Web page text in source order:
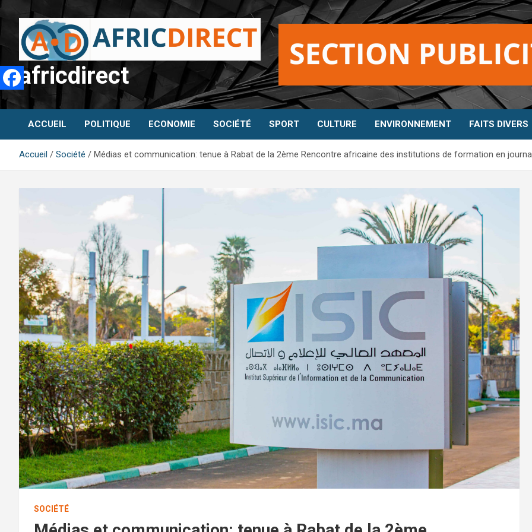
Aller
contenu
africdirect
ACCUEIL POLITIQUE ECONOMIE SOCIÉTÉ SPORT CULTURE ENVIRONNEMENT FAITS DIVERS
Accueil Société Médias et communication: tenue à Rabat de la 2ème Rencontre africaine des institutions de formation en
SOCIÉTÉ